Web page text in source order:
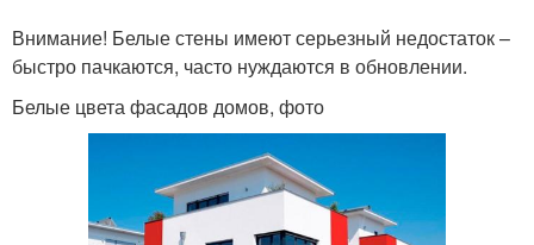
Внимание! Белые стены имеют серьезный недостаток –
быстро пачкаются, часто нуждаются в обновлении.
Белые цвета фасадов домов, фото